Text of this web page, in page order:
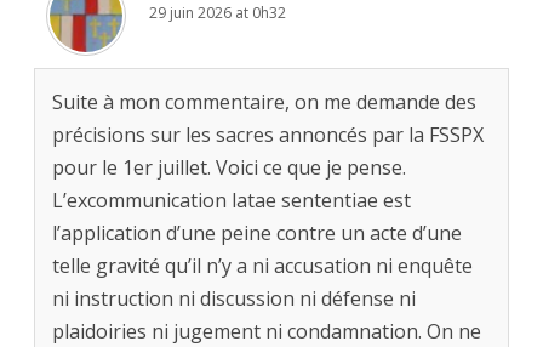
29 juin 2026 at 0h32
Suite à mon commentaire, on me demande des
précisions sur les sacres annoncés par la FSSPX
pour le 1er juillet. Voici ce que je pense.
L’excommunication latae sententiae est
l’application d’une peine contre un acte d’une
telle gravité qu’il n’y a ni accusation ni enquête
ni instruction ni discussion ni défense ni
plaidoiries ni jugement ni condamnation. On ne